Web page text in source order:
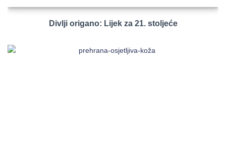
Divlji origano: Lijek za 21. stoljeće